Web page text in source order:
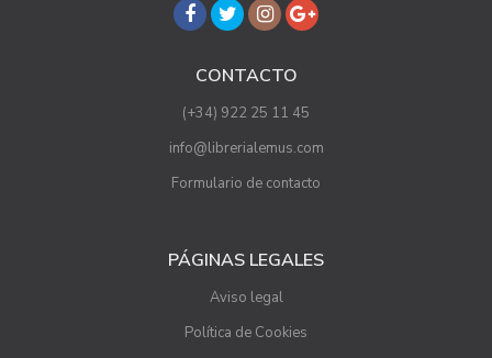
CONTACTO
(+34) 922 25 11 45
info@librerialemus.com
Formulario de contacto
PÁGINAS LEGALES
Aviso legal
Política de Cookies